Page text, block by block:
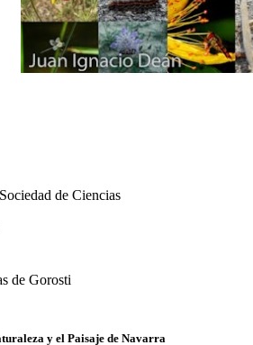
de Ciencias
de Gorosti
y el Paisaje de Navarra